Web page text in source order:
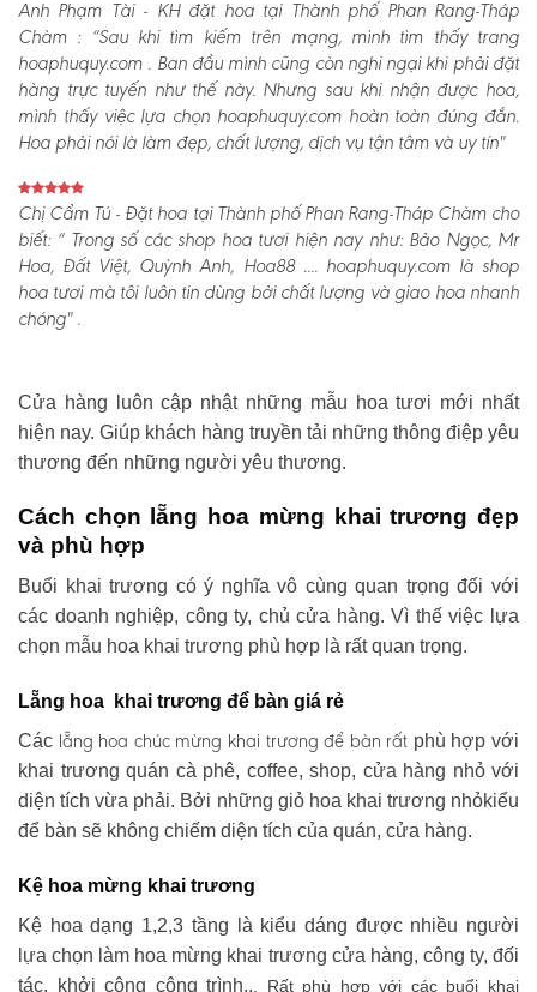
Anh Phạm Tài - KH đặt hoa tại Thành phố Phan Rang-Tháp
Chàm :“Sau khi tìm kiếm trên mạng, mình tìm thấy trang
hoaphuquy.com . Ban đầu mình cũng còn nghi ngại khi phải đặt
hàng trực tuyến như thế này. Nhưng sau khi nhận được hoa,
mình thấy việc lựa chọn hoaphuquy.com hoàn toàn đúng đắn.
Hoa phải nói là làm đẹp, chất lượng, dịch vụ tận tâm và uy tín"
Chị Cẩm Tú - Đặt hoa tại Thành phố Phan Rang-Tháp Chàm cho
biết:“ Trong số các shop hoa tươi hiện nay như: Bảo Ngọc, Mr
Hoa, Đất Việt, Quỳnh Anh, Hoa88 .... hoaphuquy.com là shop
hoa tươi mà tôi luôn tin dùng bởi chất lượng và giao hoa nhanh
chóng" .
Cửa hàng luôn cập nhật những mẫu hoa tươi mới nhất
hiện nay. Giúp khách hàng truyền tải những thông điệp yêu
thương đến những người yêu thương.
Cách chọn lẵng hoa mừng khai trương đẹp
và phù hợp
Buổi khai trương có ý nghĩa vô cùng quan trọng đối với
các doanh nghiệp, công ty, chủ cửa hàng. Vì thế việc lựa
chọn mẫu hoa khai trương phù hợp là rất quan trọng.
Lẵng hoa khai trương để bàn giá rẻ
Các lẵng hoa chúc mừng khai trương để bàn rất phù hợp với
khai trương quán cà phê, coffee, shop, cửa hàng nhỏ với
diện tích vừa phải. Bởi những giỏ hoa khai trương nhỏkiểu
để bàn sẽ không chiếm diện tích của quán, cửa hàng.
Kệ hoa mừng khai trương
Kệ hoa dạng 1,2,3 tầng là kiểu dáng được nhiều người
lựa chọn làm hoa mừng khai trương cửa hàng, công ty, đối
tác, khởi công công trình.. . Rất phù hợp với các buổi khai